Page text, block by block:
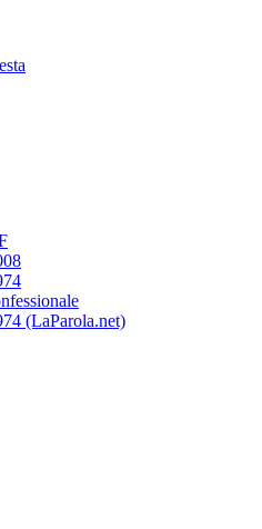
(LaParola.net)